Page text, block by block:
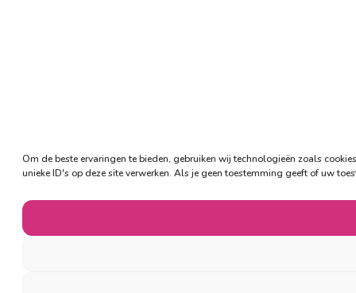
Om de beste ervaringen te bieden, gebruiken wij technologieën zoals
unieke ID's op deze site verwerken. Als je geen toestemming geeft of uw